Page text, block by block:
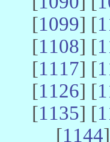
[1099] [
[1108] [
[1117] [
[1126] [
[1135] [
[1144